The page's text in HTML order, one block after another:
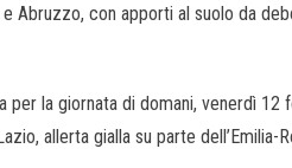
Abruzzo, con apporti al suolo da
la giornata di domani, venerdì 12
allerta gialla su parte dell’Emilia-